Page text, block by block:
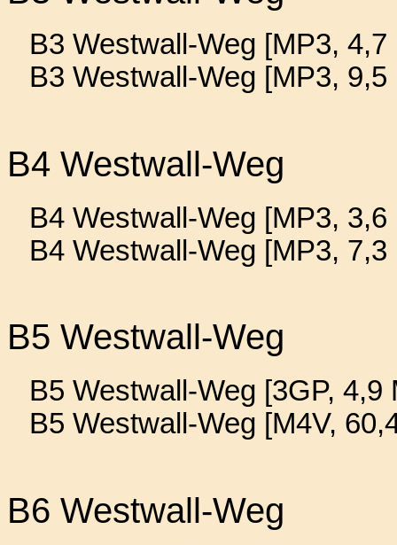
B3 Westwall-Weg [MP3, 4,7
B3 Westwall-Weg [MP3,
B4 Westwall-Weg
B4 Westwall-Weg [MP3, 3,6
B4 Westwall-Weg [MP3,
B5 Westwall-Weg
B5 Westwall-Weg [3GP, 4,9
B5 Westwall-Weg [M4V,
B6 Westwall-Weg